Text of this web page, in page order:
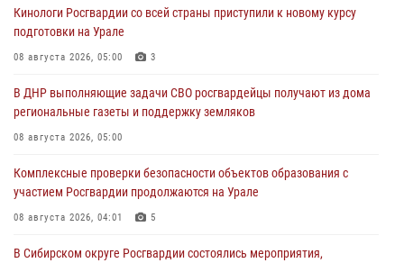
Кинологи Росгвардии со всей страны приступили к новому курсу
подготовки на Урале
08 августа 2026, 05:00 3
В ДНР выполняющие задачи СВО росгвардейцы получают из дома
региональные газеты и поддержку земляков
08 августа 2026, 05:00
Комплексные проверки безопасности объектов образования с
участием Росгвардии продолжаются на Урале
08 августа 2026, 04:01 5
В Сибирском округе Росгвардии состоялись мероприятия,